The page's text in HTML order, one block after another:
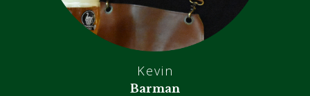
Kevin
Barman